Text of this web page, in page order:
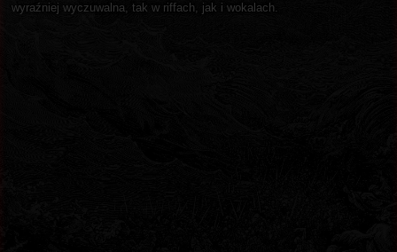
wyraźniej wyczuwalna, tak w riffach, jak i wokalach.